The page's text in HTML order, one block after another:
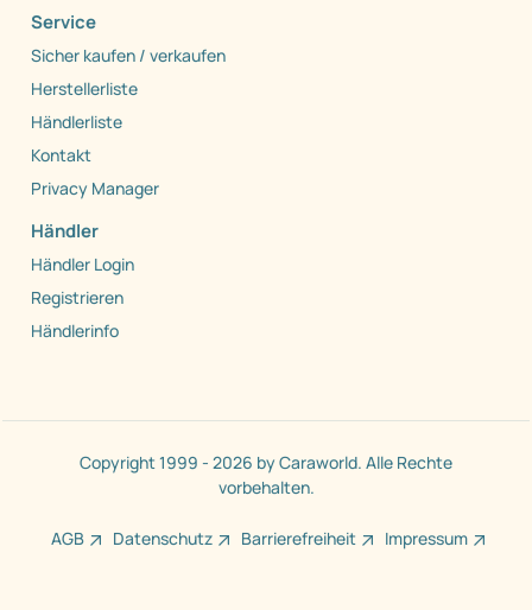
Service
Sicher kaufen / verkaufen
Herstellerliste
Händlerliste
Kontakt
Privacy Manager
Händler
Händler Login
Registrieren
Händlerinfo
Copyright 1999 - 2026 by Caraworld. Alle Rechte
vorbehalten.
AGB Datenschutz Barrierefreiheit Impressum